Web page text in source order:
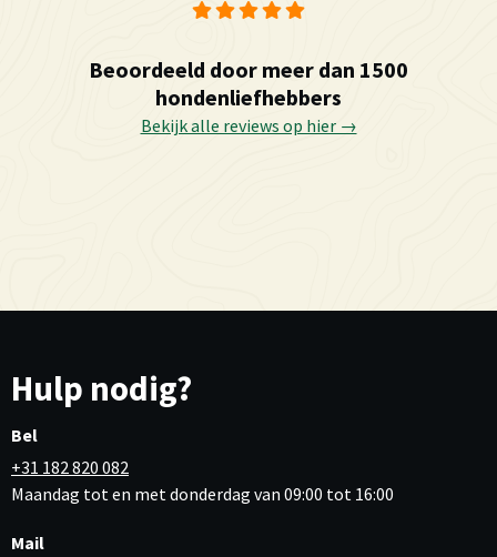
Beoordeeld door meer dan 1500
hondenliefhebbers
Bekijk alle reviews op hier →
Hulp nodig?
Bel
+31 182 820 082
Maandag tot en met donderdag van 09:00 tot 16:00
Mail